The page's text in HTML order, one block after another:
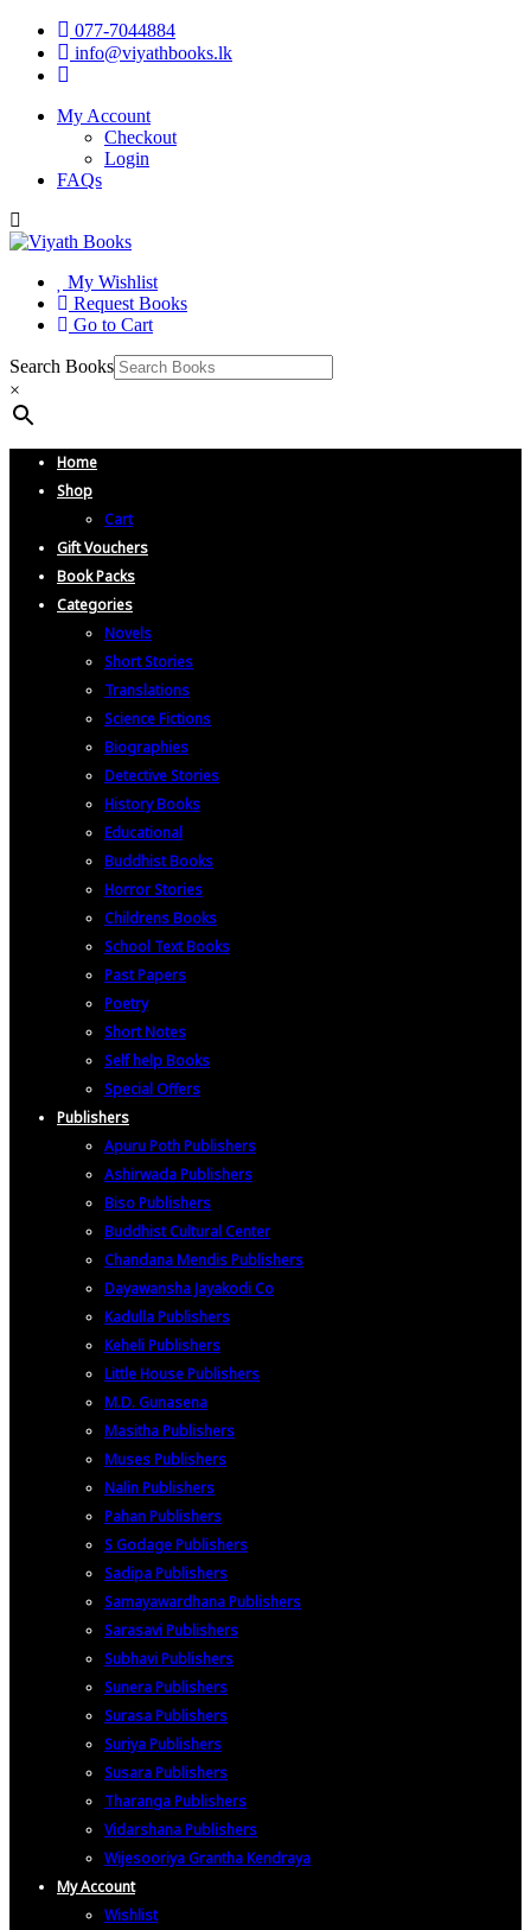
077-7044884
info@viyathbooks.lk
My Account
Checkout
Login
FAQs
My Wishlist
Request Books
Go to Cart
Search Books
×
Home
Shop
Cart
Gift Vouchers
Book Packs
Categories
Novels
Short Stories
Translations
Science Fictions
Biographies
Detective Stories
History Books
Educational
Buddhist Books
Horror Stories
Childrens Books
School Text Books
Past Papers
Poetry
Short Notes
Self help Books
Special Offers
Publishers
Apuru Poth Publishers
Ashirwada Publishers
Biso Publishers
Buddhist Cultural Center
Chandana Mendis Publishers
Dayawansha Jayakodi Co
Kadulla Publishers
Keheli Publishers
Little House Publishers
M.D. Gunasena
Masitha Publishers
Muses Publishers
Nalin Publishers
Pahan Publishers
S Godage Publishers
Sadipa Publishers
Samayawardhana Publishers
Sarasavi Publishers
Subhavi Publishers
Sunera Publishers
Surasa Publishers
Suriya Publishers
Susara Publishers
Tharanga Publishers
Vidarshana Publishers
Wijesooriya Grantha Kendraya
My Account
Wishlist